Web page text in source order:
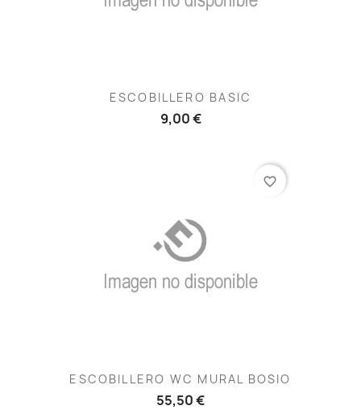
ESCOBILLERO BASIC
9,00 €
ESCOBILLERO WC MURAL BOSIO
55,50 €
favorite_border